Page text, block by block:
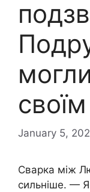
January 5,
Сварка між
сильніше. —